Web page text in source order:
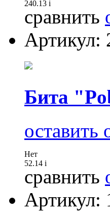
240.13 i
сравнить
Артикул:
Бита
оставить
Нет
52.14 i
сравнить
Артикул: